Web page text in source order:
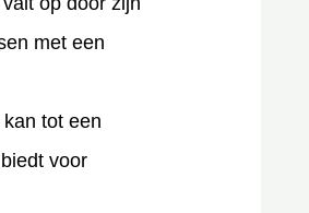
met een
tot een
voor